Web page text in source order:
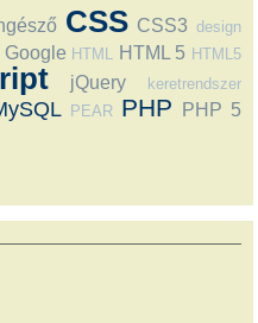
CSS CSS3 design
Google HTML HTML 5 HTML5
jQuery keretrendszer
PEAR PHP PHP 5